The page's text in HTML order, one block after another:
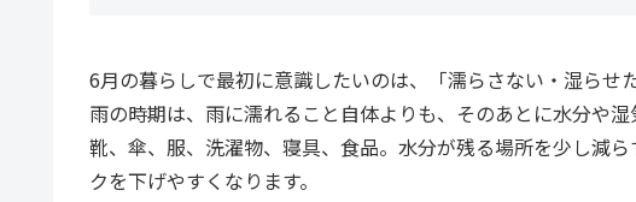
6月の暮らしで最初に意識したいのは、「濡らさない・湿らせ
雨の時期は、雨に濡れること自体よりも、そのあとに水分や
靴、傘、服、洗濯物、寝具、食品。水分が残る場所を少し減
クを下げやすくなります。